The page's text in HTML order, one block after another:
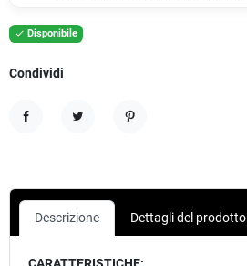
 Disponibile
Condividi
Descrizione Dettagli del prodotto